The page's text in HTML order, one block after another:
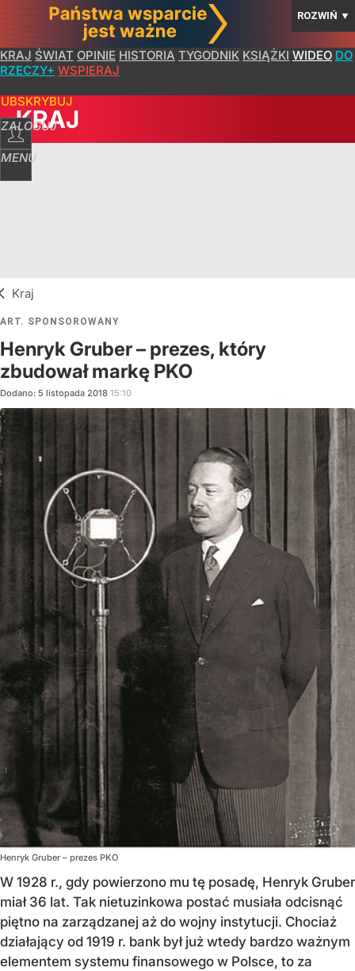
ROZWIŃ ▼
KRAJ ŚWIAT OPINIE HISTORIA TYGODNIK KSIĄŻKI WIDEO DO
RZECZY+ WSPIERAJ
ZALOGUJ
MENU
KRAJ
Kraj
ART. SPONSOROWANY
Henryk Gruber – prezes, który
zbudował markę PKO
Dodano: 5 listopada 2018 15:10
Henryk Gruber – prezes PKO
W 1928 r., gdy powierzono mu tę posadę, Henryk Gruber
miał 36 lat. Tak nietuzinkowa postać musiała odcisnąć
piętno na zarządzanej aż do wojny instytucji. Chociaż
działający od 1919 r. bank był już wtedy bardzo ważnym
elementem systemu finansowego w Polsce, to za